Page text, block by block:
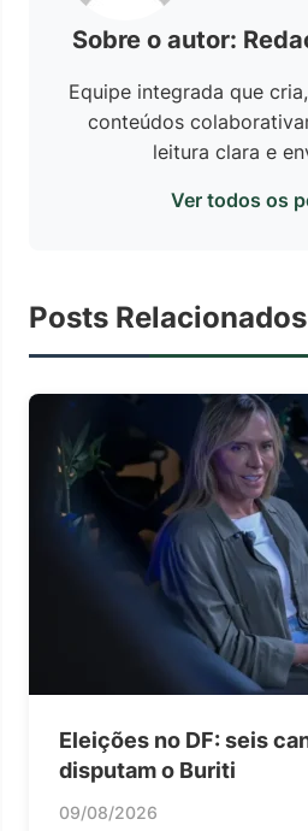
Sobre o autor:
Equipe integrada que
conteúdos
leitura clara e
Ver todos os
Posts Relacionados
Eleições no DF: seis
disputam o Buriti
09/08/2026